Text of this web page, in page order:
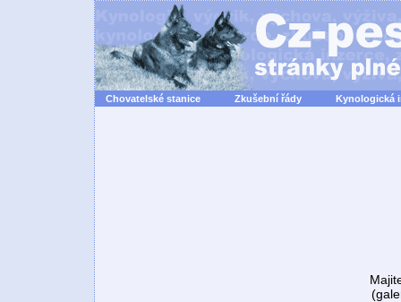
Chovatelské stanice Zkušební řády Kynologická